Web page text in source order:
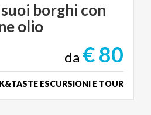
suoi borghi con
olio
da € 80
ESCURSIONI E TOUR